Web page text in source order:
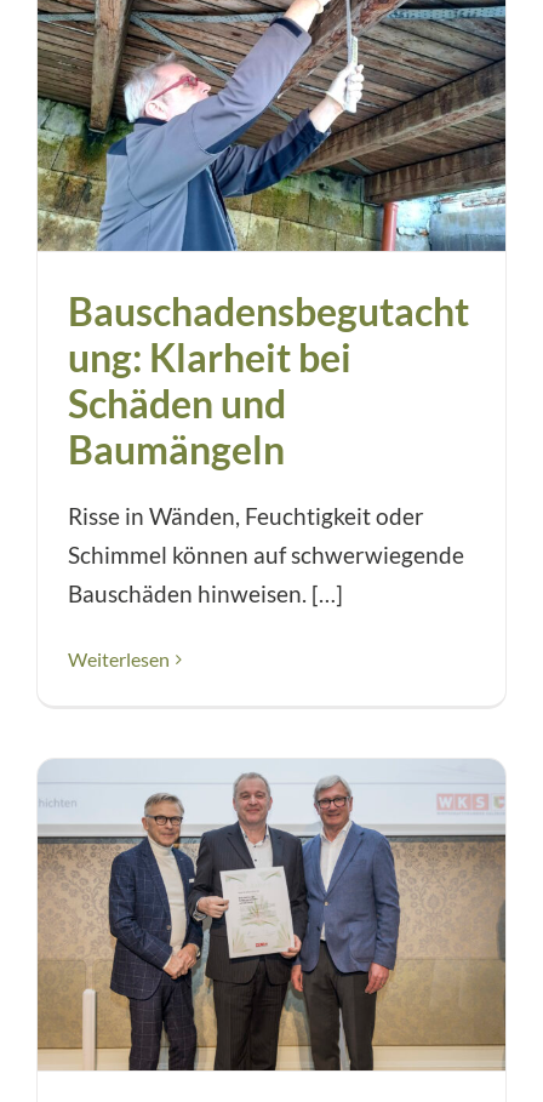
Bauschadensbegutacht
ung: Klarheit bei
Schäden und
Baumängeln
Risse in Wänden, Feuchtigkeit oder
Schimmel können auf schwerwiegende
Bauschäden hinweisen. […]
Weiterlesen